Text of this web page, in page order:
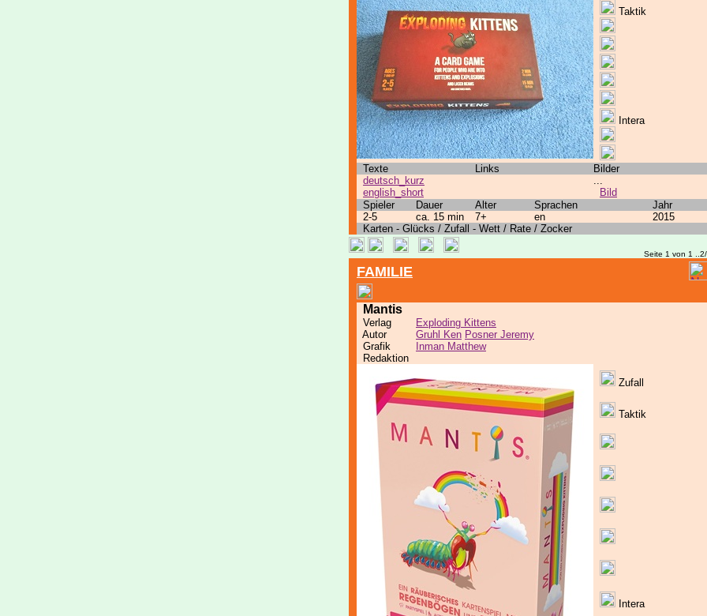
Taktik
Intera
Texte Links
Bilder
deutsch_kurz
english_short
...
Bild
Spieler
Dauer Alter Sprachen
Jahr
2-5
ca. 15 min 7+ en
2015
Karten - Glücks / Zufall - Wett / Rate / Zocker
Seite 1 von 1
FAMILIE
Mantis
Verlag
Exploding Kittens
Autor
Gruhl Ken Posner Jeremy
Grafik
Inman Matthew
Redaktion
Zufall
Taktik
Intera